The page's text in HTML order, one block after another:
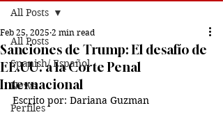
All Posts
Spanish/ Español
News
Perfiles
All Posts
Sanciones de Trump: El desafío de
EE.UU. a la Corte Penal
Internacional
Feb 25, 2025 2 min read
Escrito por: Dariana Guzman